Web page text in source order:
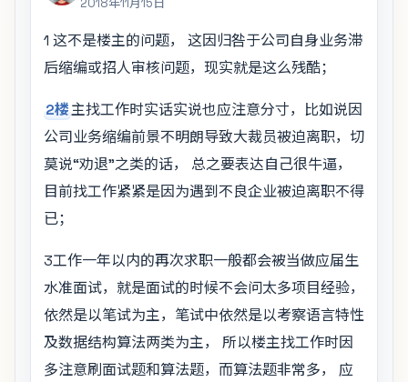
2018年11月15日
1 这不是楼主的问题， 这因归咎于公司自身业务滞
后缩编或招人审核问题，现实就是这么残酷；
2楼主找工作时实话实说也应注意分寸，比如说因
公司业务缩编前景不明朗导致大裁员被迫离职，切
莫说“劝退"之类的话， 总之要表达自己很牛逼，
目前找工作紧紧是因为遇到不良企业被迫离职不得
已；
3工作一年以内的再次求职一般都会被当做应届生
水准面试，就是面试的时候不会问太多项目经验，
依然是以笔试为主，笔试中依然是以考察语言特性
及数据结构算法两类为主， 所以楼主找工作时因
多注意刷面试题和算法题，而算法题非常多， 应